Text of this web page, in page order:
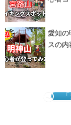
愛知の
スの内